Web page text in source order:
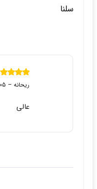
سلنا
نمره5از 5 ریحانه –
عالی